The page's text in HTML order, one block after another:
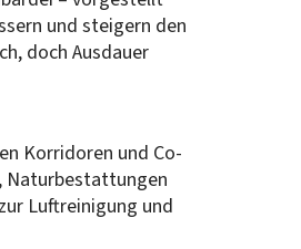
und steigern den
doch Ausdauer
Korridoren und Co-
Naturbestattungen
Luftreinigung und